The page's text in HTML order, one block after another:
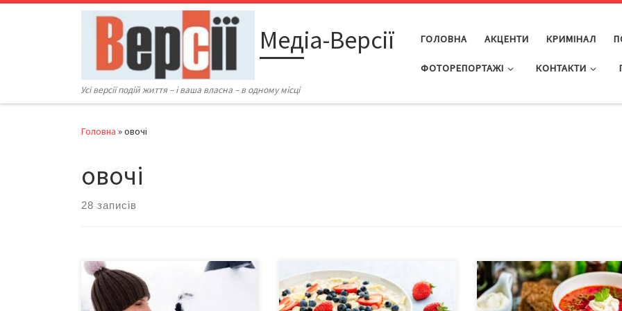
Перейти до вмісту
Медіа-Версії
Усі версії подій життя – і ваша власна – в одному місці
ГОЛОВНА АКЦЕНТИ КРИМІНАЛ
ФОТОРЕПОРТАЖІ КОНТАКТИ
Головна »овочі
овочі
28 записів
Дієтологи пропонують список
овочів, які варто включити в меню
взимку Зима – і наш організм
Корисні продукти – основа
здорового життя і гарного вигляду.
Проте слід пам’ятати про
У виданні «Сегодня» триває
з моніторингу цін на головні
продукти – «Обід українця».